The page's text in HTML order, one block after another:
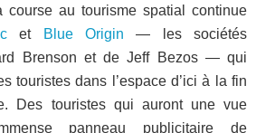
course au tourisme spatial continue
et Blue Origin— les sociétés
Brenson et de Jeff Bezos — qui
touristes dans l’espace d’ici à la fin
Des touristes qui auront une vue
panneau publicitaire de